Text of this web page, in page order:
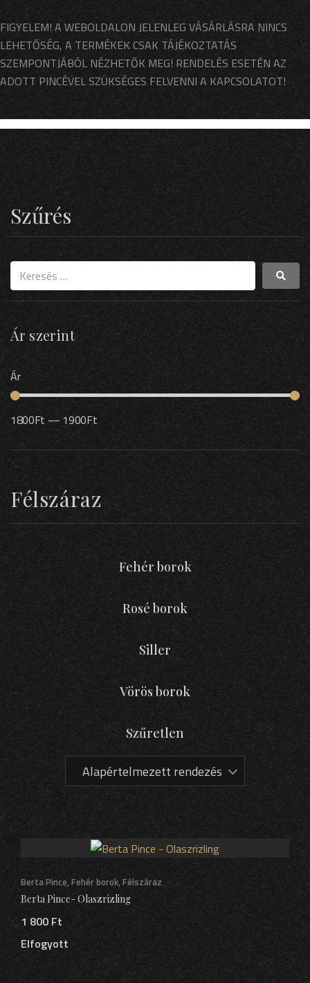
FIGYELEM! A WEBOLDALON JELENLEG VÁSÁRLÁSRA NINCS
LEHETŐSÉG, A TERMÉKEK CSAK TÁJÉKOZTATÁS
SZEMPONTJÁBÓL NÉZHETŐK MEG! RENDELÉS ESETÉN AZ
ADOTT PINCÉVEL SZÜKSÉGES FELVENNI A KAPCSOLATOT!
Szűrés
Ár szerint
Ár
1800Ft — 1900Ft
Félszáraz
Fehér borok
Rosé borok
Siller
Vörös borok
Szűretlen
Berta Pince,Fehér borok,Félszáraz
Berta Pince- Olaszrizling
1 800 Ft
Elfogyott